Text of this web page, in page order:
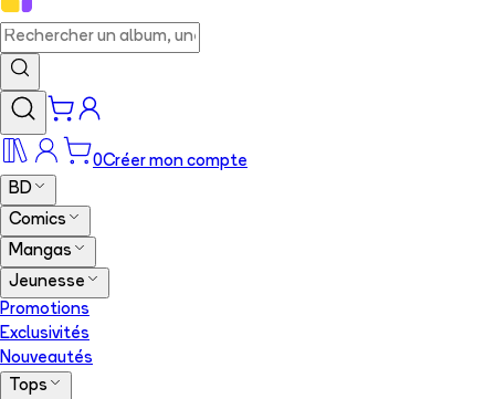
0Créer mon compte
BD
Comics
Mangas
Jeunesse
Promotions
Exclusivités
Nouveautés
Tops